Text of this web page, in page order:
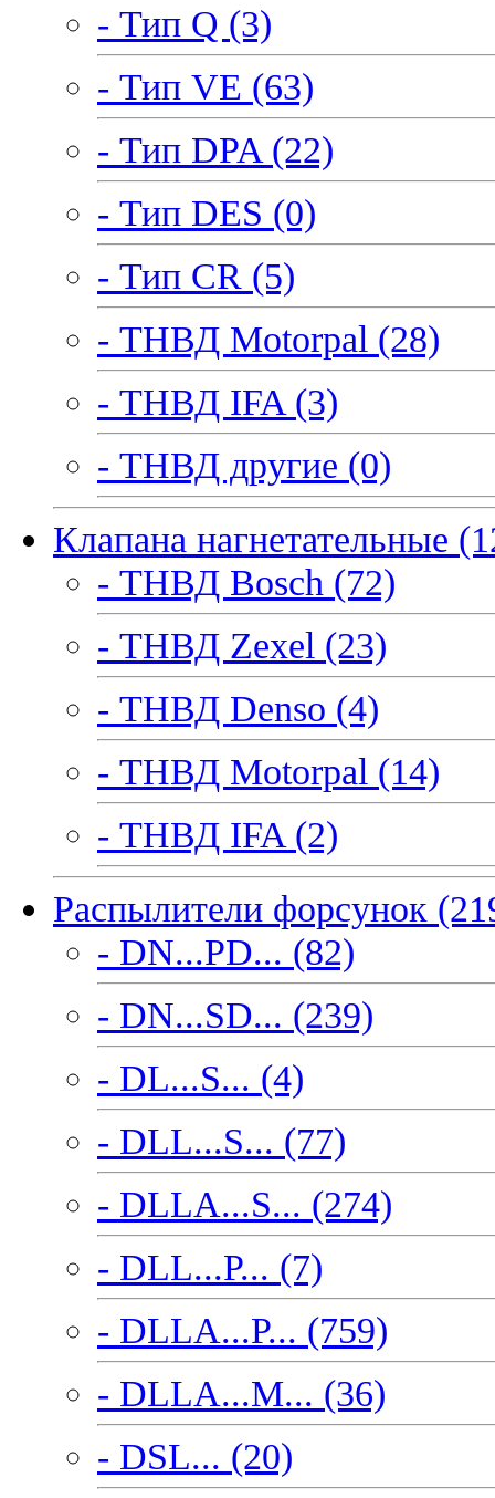
- Тип Q (3)
- Тип VE (63)
- Тип DPA (22)
- Тип DES (0)
- Тип CR (5)
- ТНВД Motorpal (28)
- ТНВД IFA (3)
- ТНВД другие (0)
Клапана нагнетательные
- ТНВД Bosch (72)
- ТНВД Zexel (23)
- ТНВД Denso (4)
- ТНВД Motorpal (14)
- ТНВД IFA (2)
Распылители форсунок
- DN...PD... (82)
- DN...SD... (239)
- DL...S... (4)
- DLL...S... (77)
- DLLA...S... (274)
- DLL...P... (7)
- DLLA...P... (759)
- DLLA...M... (36)
- DSL... (20)